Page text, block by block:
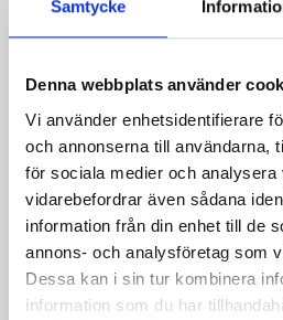
Samtycke
Denna webbplats använder
Vi använder enhetsidentifierare
och annonserna till användarna,
för sociala medier och analysera
vidarebefordrar även sådana
information från din enhet till de
annons- och analysföretag som
Dessa kan i sin tur kombinera
information som du har
Varma mackor med
skinka, tomat och vitlök